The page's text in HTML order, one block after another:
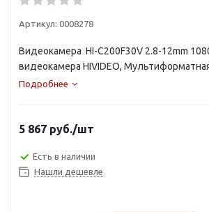
Артикул: 0008278
Видеокамера HI-C200F30V 2.8-12mm
видеокамера HIVIDEO,
Подробнее
5 867 руб./шт
Есть в наличии
Нашли дешевле